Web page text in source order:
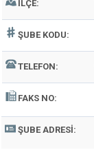
İLÇE:
ŞUBE KODU:
TELEFON:
FAKS NO:
ŞUBE ADRESI: